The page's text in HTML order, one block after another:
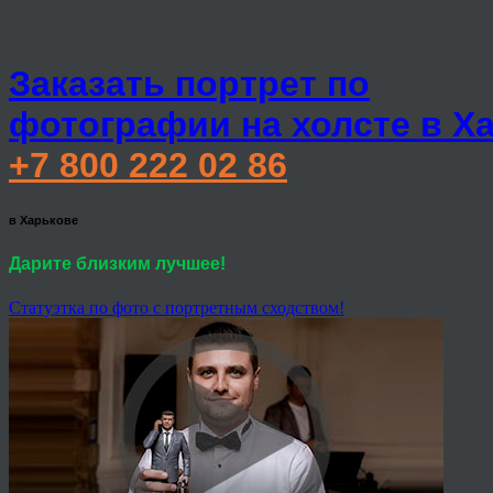
Заказать портрет по
фотографии на холсте в
+7 800 222 02 86
в Харькове
Дарите близким лучшее!
Статуэтка по фото с портретным сходством!